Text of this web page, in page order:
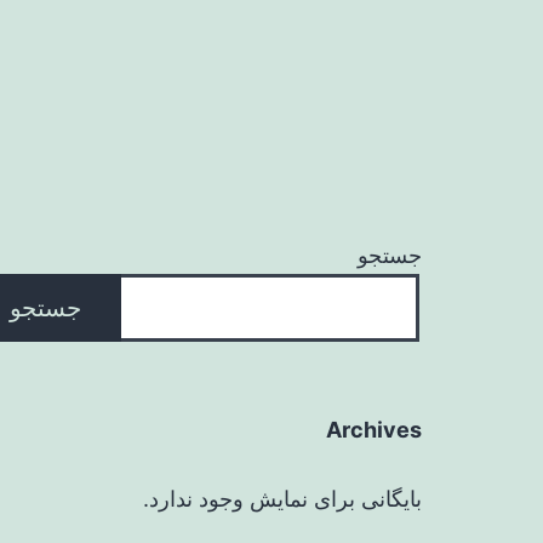
جستجو
جستجو
Archives
بایگانی برای نمایش وجود ندارد.